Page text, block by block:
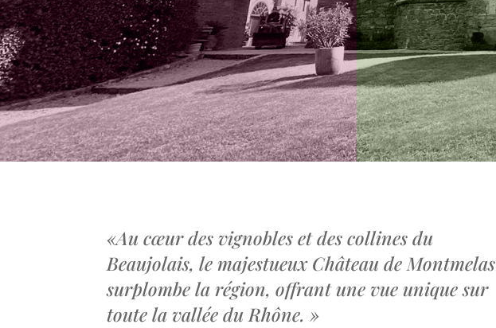
«Au cœur des vignobles et des collines du
Beaujolais, le majestueux Château de Montmelas
surplombe la région, offrant une vue unique sur
toute la vallée du Rhône. »